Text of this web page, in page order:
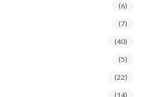
(6)
(7)
(40)
(5)
(22)
(14)